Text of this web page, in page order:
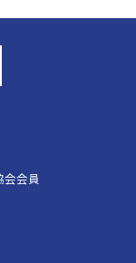
会員